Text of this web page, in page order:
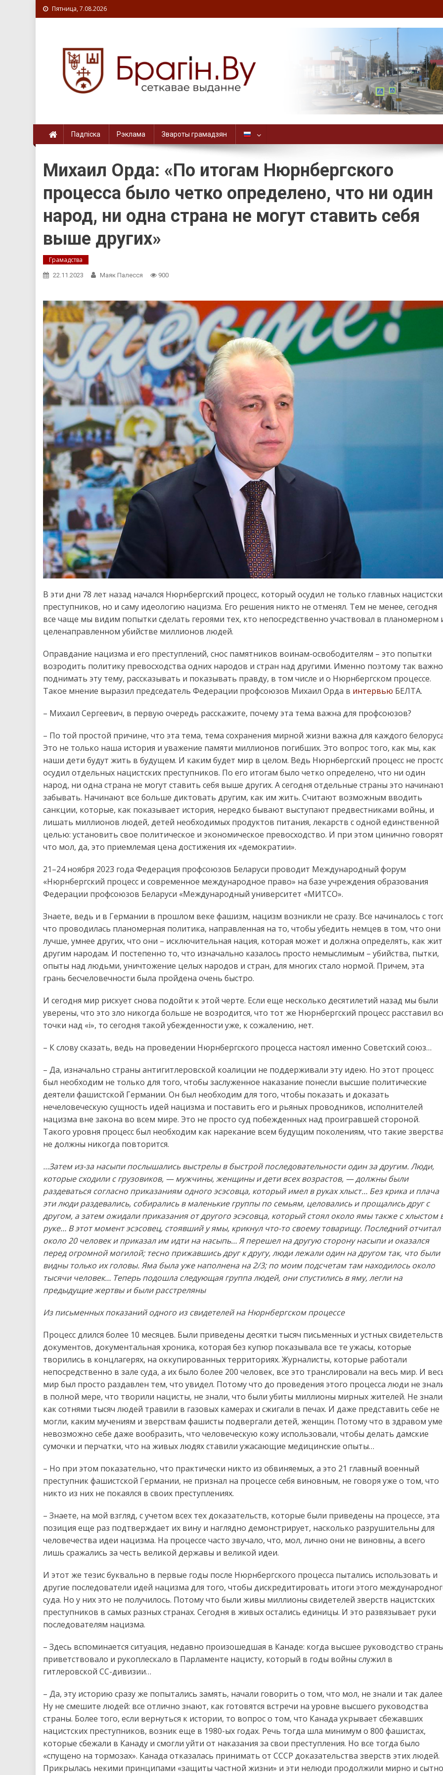
Пятница, 7.08.2026
Падпіска Рэклама Звароты грамадзян
Михаил Орда: «По итогам Нюрнбергского
процесса было четко определено, что ни один
народ, ни одна страна не могут ставить себя
выше других»
Грамадства
22.11.2023 Маяк Палесся 900
В эти дни 78 лет назад начался Нюрнбергский процесс, который осудил не только главных
преступников, но и саму идеологию нацизма. Его решения никто не отменял. Тем не менее, сегодня
все чаще мы видим попытки сделать героями тех, кто непосредственно участвовал в планомерном
целенаправленном убийстве миллионов людей.
Оправдание нацизма и его преступлений, снос памятников воинам-освободителям – это попытки
возродить политику превосходства одних народов и стран над другими. Именно поэтому так важно
поднимать эту тему, рассказывать и показывать правду, в том числе и о Нюрнбергском процессе.
Такое мнение выразил председатель Федерации профсоюзов Михаил Орда в интервью БЕЛТА.
– Михаил Сергеевич, в первую очередь расскажите, почему эта тема важна для профсоюзов?
– По той простой причине, что эта тема, тема сохранения мирной жизни важна для каждого
Это не только наша история и уважение памяти миллионов погибших. Это вопрос того, как мы, как
наши дети будут жить в будущем. И каким будет мир в целом. Ведь Нюрнбергский процесс не
осудил отдельных нацистских преступников. По его итогам было четко определено, что ни один
народ, ни одна страна не могут ставить себя выше других. А сегодня отдельные страны это
забывать. Начинают все больше диктовать другим, как им жить. Считают возможным вводить
санкции, которые, как показывает история, нередко бывают выступают предвестниками войны, и
лишать миллионов людей, детей необходимых продуктов питания, лекарств с одной единственной
целью: установить свое политическое и экономическое превосходство. И при этом цинично
что мол, да, это приемлемая цена достижения их «демократии».
21–24 ноября 2023 года Федерация профсоюзов Беларуси проводит Международный форум
«Нюрнбергский процесс и современное международное право» на базе учреждения образования
Федерации профсоюзов Беларуси «Международный университет «МИТСО».
Знаете, ведь и в Германии в прошлом веке фашизм, нацизм возникли не сразу. Все начиналось с
что проводилась планомерная политика, направленная на то, чтобы убедить немцев в том, что они
лучше, умнее других, что они – исключительная нация, которая может и должна определять, как
другим народам. И постепенно то, что изначально казалось просто немыслимым – убийства, пытки,
опыты над людьми, уничтожение целых народов и стран, для многих стало нормой. Причем, эта
грань бесчеловечности была пройдена очень быстро.
И сегодня мир рискует снова подойти к этой черте. Если еще несколько десятилетий назад мы были
уверены, что это зло никогда больше не возродится, что тот же Нюрнбергский процесс расставил
точки над «i», то сегодня такой убежденности уже, к сожалению, нет.
– К слову сказать, ведь на проведении Нюрнбергского процесса настоял именно Советский союз…
– Да, изначально страны антигитлеровской коалиции не поддерживали эту идею. Но этот процесс
был необходим не только для того, чтобы заслуженное наказание понесли высшие политические
деятели фашистской Германии. Он был необходим для того, чтобы показать и доказать
нечеловеческую сущность идей нацизма и поставить его и рьяных проводников, исполнителей
нацизма вне закона во всем мире. Это не просто суд побежденных над проигравшей стороной.
Такого уровня процесс был необходим как нарекание всем будущим поколениям, что такие
не должны никогда повторится.
…Затем из-за насыпи послышались выстрелы в быстрой последовательности один за другим. Люди,
которые сходили с грузовиков, — мужчины, женщины и дети всех возрастов, — должны были
раздеваться согласно приказаниям одного эсэсовца, который имел в руках хлыст… Без крика и плача
эти люди раздевались, собирались в маленькие группы по семьям, целовались и прощались друг с
другом, а затем ожидали приказания от другого эсэсовца, который стоял около ямы также с хлыстом
руке… В этот момент эсэсовец, стоявший у ямы, крикнул что-то своему товарищу. Последний отчитал
около 20 человек и приказал им идти на насыпь… Я перешел на другую сторону насыпи и оказался
перед огромной могилой; тесно прижавшись друг к другу, люди лежали один на другом так, что были
видны только их головы. Яма была уже наполнена на 2/3; по моим подсчетам там находилось около
тысячи человек… Теперь подошла следующая группа людей, они спустились в яму, легли на
предыдущие жертвы и были расстреляны
Из письменных показаний одного из свидетелей на Нюрнбергском процессе
Процесс длился более 10 месяцев. Были приведены десятки тысяч письменных и устных
документов, документальная хроника, которая без купюр показывала все те ужасы, которые
творились в концлагерях, на оккупированных территориях. Журналисты, которые работали
непосредственно в зале суда, а их было более 200 человек, все это транслировали на весь мир. И
мир был просто раздавлен тем, что увидел. Потому что до проведения этого процесса люди не
в полной мере, что творили нацисты, не знали, что были убиты миллионы мирных жителей. Не
как сотнями тысяч людей травили в газовых камерах и сжигали в печах. И даже представить себе не
могли, каким мучениям и зверствам фашисты подвергали детей, женщин. Потому что в здравом уме
невозможно себе даже вообразить, что человеческую кожу использовали, чтобы делать дамские
сумочки и перчатки, что на живых людях ставили ужасающие медицинские опыты…
– Но при этом показательно, что практически никто из обвиняемых, а это 21 главный военный
преступник фашистской Германии, не признал на процессе себя виновным, не говоря уже о том, что
никто из них не покаялся в своих преступлениях.
– Знаете, на мой взгляд, с учетом всех тех доказательств, которые были приведены на процессе, эта
позиция еще раз подтверждает их вину и наглядно демонстрирует, насколько разрушительны для
человечества идеи нацизма. На процессе часто звучало, что, мол, лично они не виновны, а всего
лишь сражались за честь великой державы и великой идеи.
И этот же тезис буквально в первые годы после Нюрнбергского процесса пытались использовать и
другие последователи идей нацизма для того, чтобы дискредитировать итоги этого
суда. Но у них это не получилось. Потому что были живы миллионы свидетелей зверств нацистских
преступников в самых разных странах. Сегодня в живых остались единицы. И это развязывает руки
последователям нацизма.
– Здесь вспоминается ситуация, недавно произошедшая в Канаде: когда высшее руководство
приветствовало и рукоплескало в Парламенте нацисту, который в годы войны служил в
гитлеровской СС-дивизии…
– Да, эту историю сразу же попытались замять, начали говорить о том, что мол, не знали и так
Ну не смешите людей: все отлично знают, как готовятся встречи на уровне высшего руководства
страны. Более того, если вернуться к истории, то вопрос о том, что Канада укрывает сбежавших
нацистских преступников, возник еще в 1980-ых годах. Речь тогда шла минимум о 800 фашистах,
которые сбежали в Канаду и смогли уйти от наказания за свои преступления. Но все тогда было
«спущено на тормозах». Канада отказалась принимать от СССР доказательства зверств этих людей.
Прикрылась некими принципами «защиты частной жизни» и эти нелюди продолжили мирно и сытно